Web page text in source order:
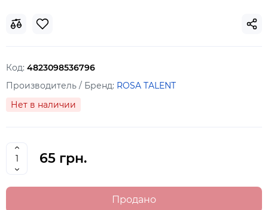
Код: 4823098536796
Производитель / Бренд: ROSA TALENT
Нет в наличии
65 грн.
Продано